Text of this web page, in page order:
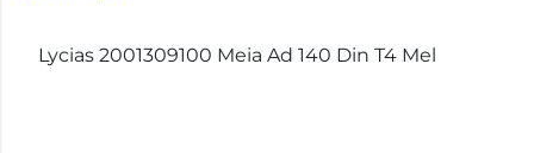
Lycias 2001309100 Meia Ad 140 Din T4 Mel